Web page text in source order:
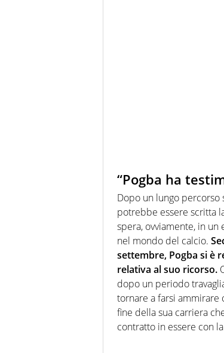
“Pogba ha
Dopo un lungo
potrebbe essere scritta
spera, ovviamente, in
nel mondo del calcio.
settembre, Pogba si è
relativa al suo ricorso.
dopo un periodo
tornare a farsi ammirare
fine della sua carriera
contratto in essere con